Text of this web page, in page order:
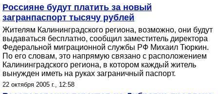
Россияне будут платить за новый
загранпаспорт тысячу рублей
Жителям Калининградского региона, возможно, они будут
выдаваться бесплатно, сообщил заместитель директора
Федеральной миграционной службы РФ Михаил Тюркин.
По его словам, это напрямую связано с расположением
Калининградского региона, в котором каждый житель
вынужден иметь на руках заграничный паспорт.
22 октября 2005 г., 12:58